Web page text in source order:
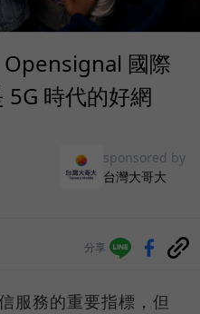
國際
5G 時代的好網
sponsored by
台灣大哥大
分享
服務的重要指標，但